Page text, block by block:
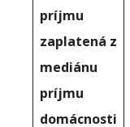
príjmu
zaplatená z
mediánu
príjmu
domácnosti